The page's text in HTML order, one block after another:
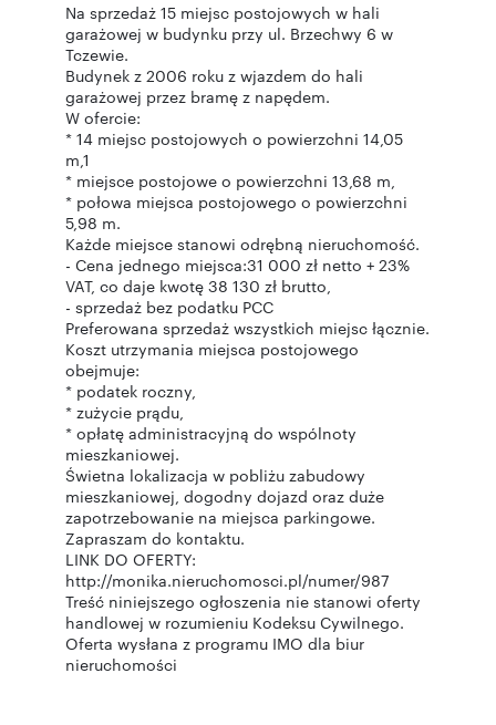
Na sprzedaż 15 miejsc postojowych w hali
garażowej w budynku przy ul. Brzechwy 6 w
Tczewie.
Budynek z 2006 roku z wjazdem do hali
garażowej przez bramę z napędem.
W ofercie:
* 14 miejsc postojowych o powierzchni 14,05
m,1
* miejsce postojowe o powierzchni 13,68 m,
* połowa miejsca postojowego o powierzchni
5,98 m.
Każde miejsce stanowi odrębną nieruchomość.
- Cena jednego miejsca:31 000 zł netto + 23%
VAT, co daje kwotę 38 130 zł brutto,
- sprzedaż bez podatku PCC
Preferowana sprzedaż wszystkich miejsc łącznie.
Koszt utrzymania miejsca postojowego
obejmuje:
* podatek roczny,
* zużycie prądu,
* opłatę administracyjną do wspólnoty
mieszkaniowej.
Świetna lokalizacja w pobliżu zabudowy
mieszkaniowej, dogodny dojazd oraz duże
zapotrzebowanie na miejsca parkingowe.
Zapraszam do kontaktu.
LINK DO OFERTY:
http://monika.nieruchomosci.pl/numer/987
Treść niniejszego ogłoszenia nie stanowi oferty
handlowej w rozumieniu Kodeksu Cywilnego.
Oferta wysłana z programu IMO dla biur
nieruchomości